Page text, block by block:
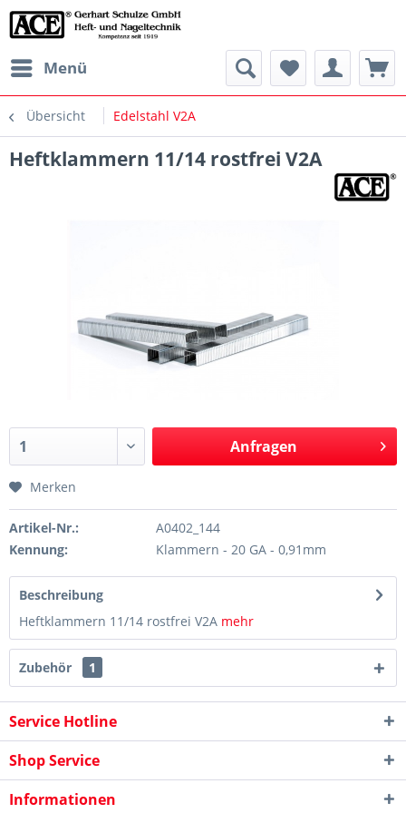
Menü
Übersicht Edelstahl V2A
Heftklammern 11/14 rostfrei V2A
Anfragen
Merken
Artikel-Nr.:
A0402_144
Kennung:
Klammern - 20 GA - 0,91mm
Beschreibung
Heftklammern 11/14 rostfrei V2A mehr
Zubehör 1
Service Hotline
Shop Service
Informationen